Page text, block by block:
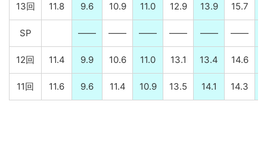
13回 11.8 9.6 10.9 11.0 12.9 13.9 15.7
SP ―― ―― ―― ―― ―― ――
12回 11.4 9.9 10.6 11.0 13.1 13.4 14.6
11回 11.6 9.6 11.4 10.9 13.5 14.1 14.3